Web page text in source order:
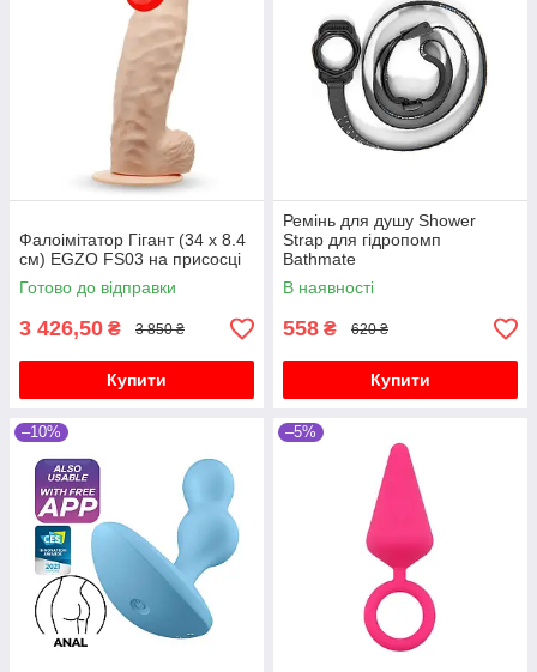
Фалоімітатор Гігант (34 х 8.4
см) EGZO FS03 на присосці
Готово до відправки
3 426,50 ₴ 3 850 ₴
Купити
Ремінь для душу Shower
Strap для гідропомп
Bathmate
В наявності
558 ₴ 620 ₴
Купити
–10% –5%